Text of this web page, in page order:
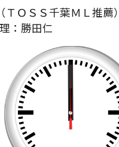
ＯＳＳ千葉ＭＬ推薦）
：勝田仁